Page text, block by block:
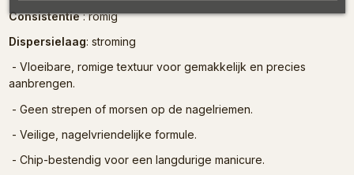
Consistentie: romig
Dispersielaag: stroming
- Vloeibare, romige textuur voor gemakkelijk en precies
aanbrengen.
- Geen strepen of morsen op de nagelriemen.
- Veilige, nagelvriendelijke formule.
- Chip-bestendig voor een langdurige manicure.